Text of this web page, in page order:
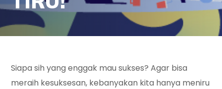
Siapa sih yang enggak mau sukses? Agar bisa
meraih kesuksesan, kebanyakan kita hanya meniru